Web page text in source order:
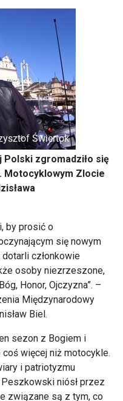
zgromadziło się
Motocyklowym Zlocie
by prosić o
się nowym
członkowie
osoby niezrzeszone,
Honor, Ojczyzna”. –
Międzynarodowy
Biel.
sezon z Bogiem i
więcej niż motocykle.
i patriotyzmu
niósł przez
związane są z tym, co